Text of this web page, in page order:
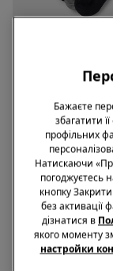
Знижка -70% на 5 од
3 Пари Бавовняних
Шкарпеток без
Візерунком для
469,00 грн. 139,00
Бажаєте
збагатити
профільних
Натискаючи
погоджуєтесь
кнопку
без активації
дізнатися в
якого моменту
настройки